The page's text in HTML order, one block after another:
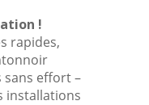
!
rapides,
sans effort –
installations